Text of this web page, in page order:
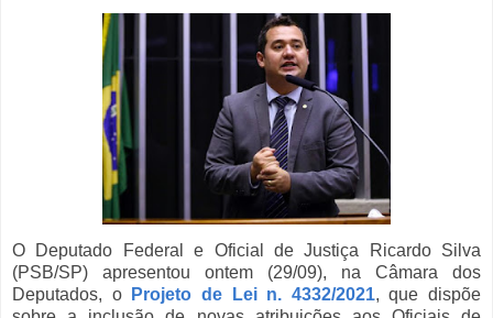
O Deputado Federal e Oficial de Justiça Ricardo Silva
(PSB/SP) apresentou ontem (29/09), na Câmara dos
Deputados, o
Projeto de Lei n. 4332/2021, que dispõe